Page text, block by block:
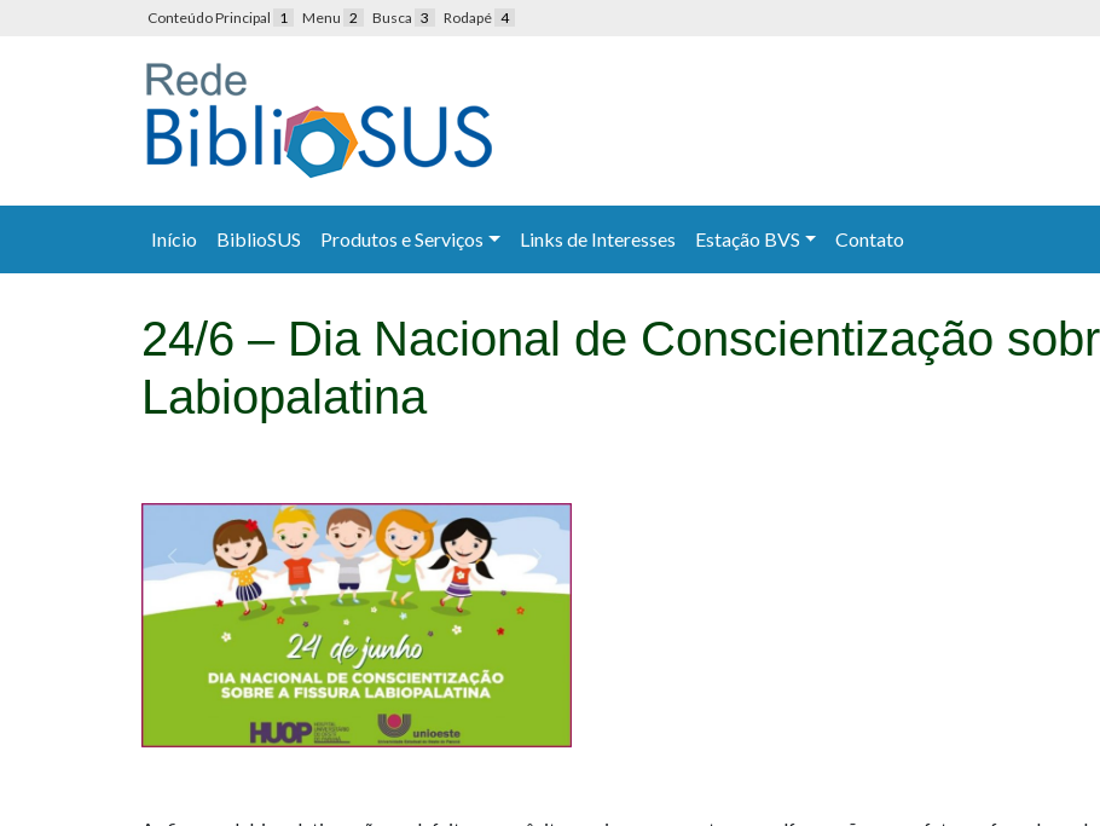
Conteúdo Principal 1 Menu 2 Busca 3 Rodapé 4
Início BiblioSUS Produtos e Serviços Links de Interesses Estação BVS Contato
24/6 – Dia Nacional de Conscientização
Labiopalatina